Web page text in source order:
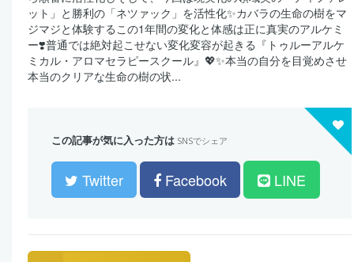
ット」と勝利の「ネツァック」を活性化✨カバラの生命の樹をマ
ジマジと体験するこの1年間の変化と体感は正に真実のアルケミ
ー❣️普通では絶対起こせない変化変容が起きる『トゥルーアルケ
ミカル・アロマセラピースクール』💖✨本当の自分を目覚めさせ
本当のクリアな生命の樹の状...
この記事が気に入った方は SNSでシェア
Twitter Facebook LINE